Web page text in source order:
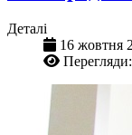
Деталі
16 жовтня